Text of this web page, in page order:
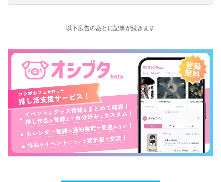
以下広告のあとに記事が続きます